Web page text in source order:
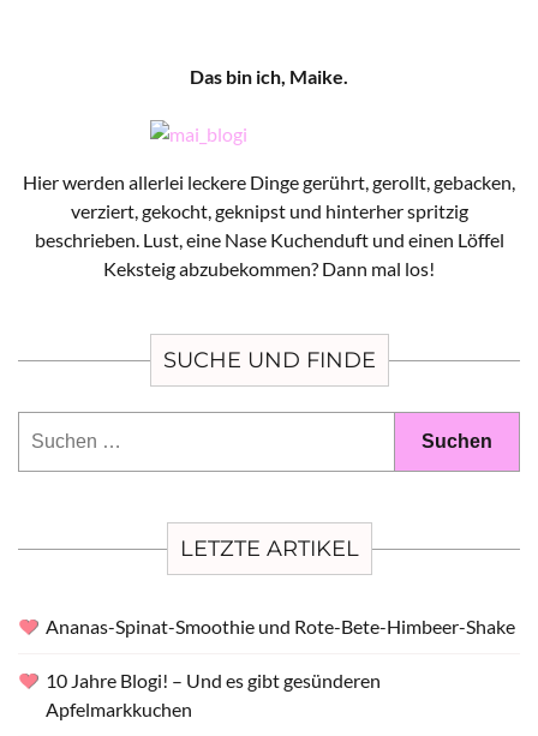
Das bin ich, Maike.
Hier werden allerlei leckere Dinge gerührt, gerollt, gebacken,
verziert, gekocht, geknipst und hinterher spritzig
beschrieben. Lust, eine Nase Kuchenduft und einen Löffel
Keksteig abzubekommen? Dann mal los!
SUCHE UND FINDE
LETZTE ARTIKEL
Ananas-Spinat-Smoothie und Rote-Bete-Himbeer-Shake
10 Jahre Blogi! – Und es gibt gesünderen
Apfelmarkkuchen